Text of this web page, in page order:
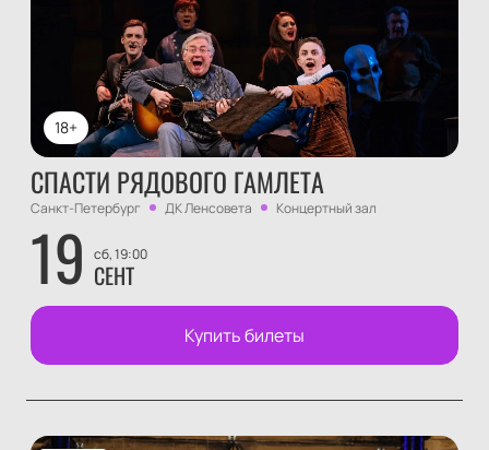
18+
СПАСТИ РЯДОВОГО ГАМЛЕТА
Санкт-Петербург ДК Ленсовета Концертный зал
19 сб, 19:00
СЕНТ
Купить билеты